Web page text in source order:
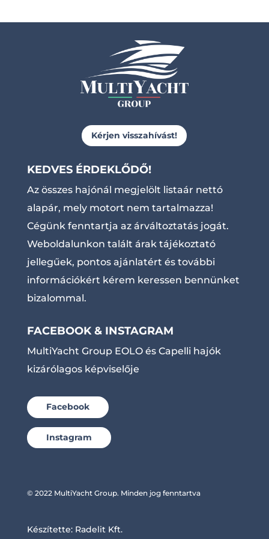
Kérjen visszahívást!
KEDVES ÉRDEKLŐDŐ!
Az összes hajónál megjelölt listaár nettó
alapár, mely motort nem tartalmazza!
Cégünk fenntartja az árváltoztatás jogát.
Weboldalunkon talált árak tájékoztató
jellegűek, pontos ajánlatért és további
információkért kérem keressen bennünket
bizalommal.
FACEBOOK & INSTAGRAM
MultiYacht Group EOLO és Capelli hajók
kizárólagos képviselője
Facebook
Instagram
© 2022 MultiYacht Group. Minden jog fenntartva
Készítette: Radelit Kft.